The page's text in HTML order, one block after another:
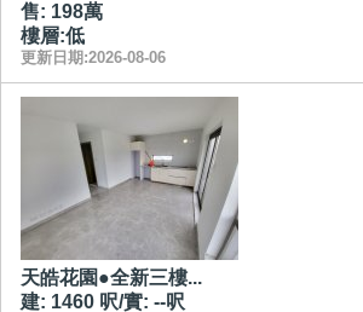
售: 198萬
樓層:低
更新日期:2026-08-06
天皓花園●全新三樓...
建: 1460 呎/實: --呎